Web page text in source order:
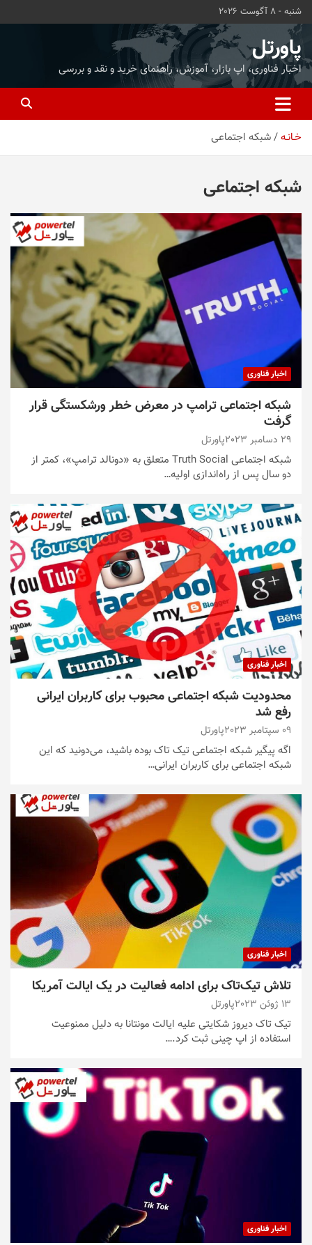
محتوا
بروید
شنبه - 8 آگوست 2026
پاورتل
اخبار فناوری، اپ بازار، آموزش، راهنمای خرید و نقد و بررسی
خـانـه شبکه اجتماعی
شبکه اجتماعی
اخبار فناوری
شبکه اجتماعی ترامپ در معرض خطر ورشکستگی قرار
گرفت
29 دسامبر 2023 پاورتل
شبکه اجتماعی Truth Social متعلق به «دونالد ترامپ»، کمتر از
دو سال پس از راه‌اندازی اولیه…
اخبار فناوری
محدودیت شبکه اجتماعی محبوب برای کاربران ایرانی
رفع شد
09 سپتامبر 2023 پاورتل
اگه پیگیر شبکه اجتماعی تیک‌ تاک بوده باشید، می‌دونید که این
شبکه اجتماعی برای کاربران ایرانی…
اخبار فناوری
تلاش تیک‌تاک برای ادامه فعالیت در یک ایالت آمریکا
13 ژوئن 2023 پاورتل
تیک تاک دیروز شکایتی علیه ایالت مونتانا به دلیل ممنوعیت
استفاده از اپ چینی ثبت کرد.…
اخبار فناوری